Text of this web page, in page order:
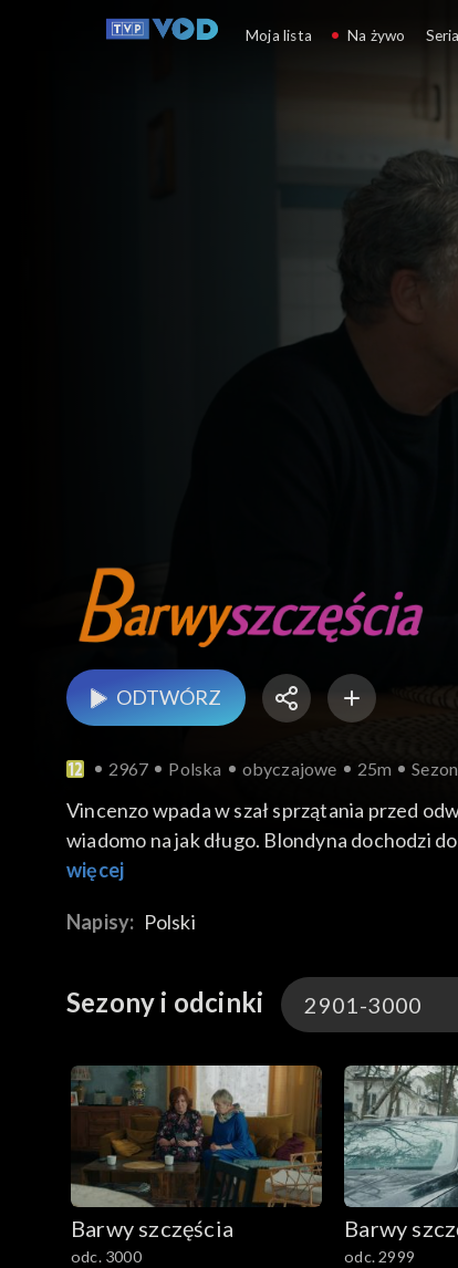
ODTWÓRZ
2967 Polska obyczajowe 25m
Vincenzo wpada w szał sprzątania przed
wiadomo na jak długo. Blondyna dochodzi
która w końcu załamuje się i wyznaje, jak
więcej
Napisy: Polski
Sezony i odcinki 2901-3000
3301-3400
3201-3300
3101-3200
3001-3100
Barwy szczęścia
odc. 3000
Barwy
odc. 2999
Moja lista Na żywo